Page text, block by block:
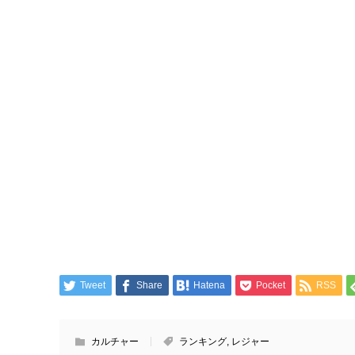
Tweet Share Hatena Pocket RSS
カルチャー ランキング, レジャー